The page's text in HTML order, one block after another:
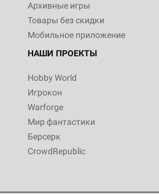
Архивные игры
Товары без скидки
Мобильное приложение
НАШИ ПРОЕКТЫ
Hobby World
Игрокон
Warforge
Мир фантастики
Берсерк
CrowdRepublic